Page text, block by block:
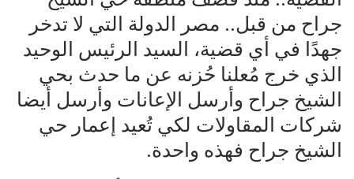
جراح من قبل.. مصر الدولة التي لا تدخر
جهدًا في أي قضية، السيد الرئيس الوحيد
الذي خرج مُعلنا حُزنه عن ما حدث بحي
الشيخ جراح وأرسل الإعانات وأرسل أيضا
شركات المقاولات لكي تُعيد إعمار حي
الشيخ جراح فهذه واحدة.